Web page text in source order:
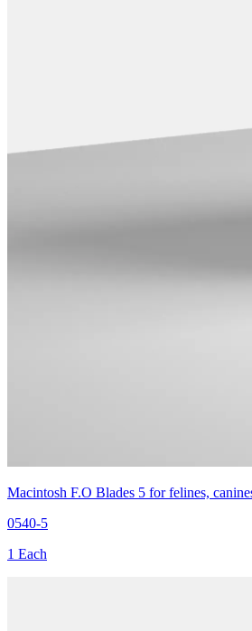
Macintosh F.O Blades 5 for felines,
0540-5
1 Each